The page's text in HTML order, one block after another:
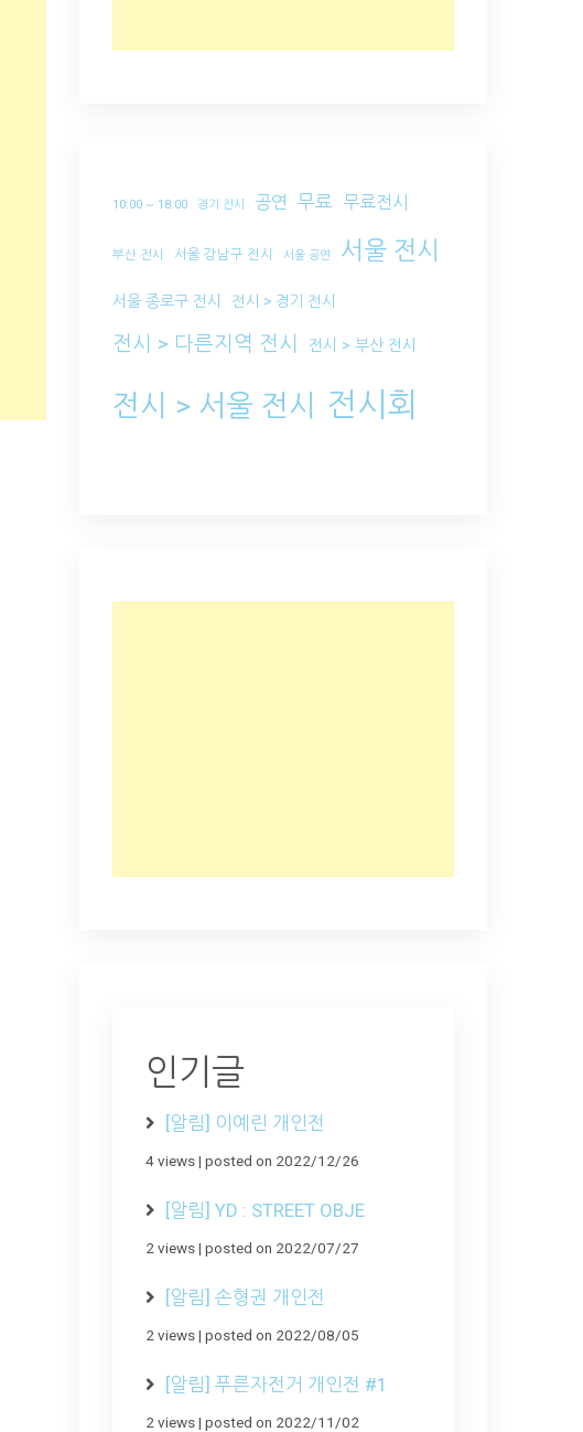
10:00 ~ 18:00 경기 전시 공연 무료 무료전시
부산 전시 서울 강남구 전시 서울 공연 서울 전시
서울 종로구 전시 전시 > 경기 전시
전시 > 다른지역 전시 전시 > 부산 전시
전시 > 서울 전시 전시회
인기글
[알림] 이예린 개인전
4 views| posted on 2022/12/26
[알림] YD : STREET OBJE
2 views| posted on 2022/07/27
[알림] 손형권 개인전
2 views| posted on 2022/08/05
[알림] 푸른자전거 개인전 #1
2 views| posted on 2022/11/02